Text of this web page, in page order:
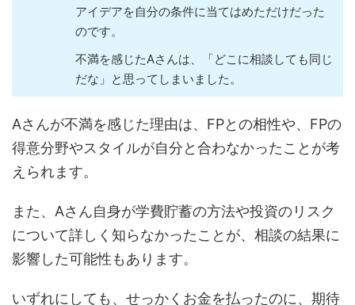
アイデアを自分の条件に当てはめただけだった
のです。
不満を感じたAさんは、「どこに相談しても同じ
だな」と思ってしまいました。
Aさんが不満を感じた理由は、FPとの相性や、FPの
得意分野やスタイルが自分と合わなかったことが考
えられます。
また、Aさん自身が学費貯蓄の方法や投資のリスク
について詳しく知らなかったことが、相談の結果に
影響した可能性もあります。
いずれにしても、せっかくお金を払ったのに、期待